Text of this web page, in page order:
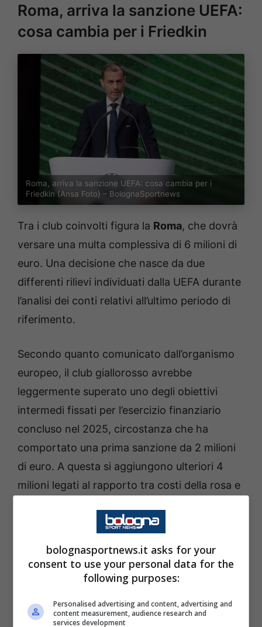
Roma, arriva la sanzione UEFA:
cosa cambia per i Friedkin
Roma, arriva la sanzione UEFA: cosa cambia per i
Friedkin (Ansa Foto) – BolognaSportnews
Tra i club coinvolti figura la Roma, che dovrà
versare una multa complessiva di 6 milioni di
euro. Una decisione che nasce da due
differenti rilievi individuati dalla UEFA durante
l’analisi dei conti relativi all’ultimo periodo di
riferimento.
Secondo quanto comunicato dall’organismo
europeo, il club giallorosso avrebbe
leggermente superato uno degli obiettivi
intermedi fissati per l’esercizio finanziario
concluso nel 2025, circostanza che ha
comportato una prima sanzione da 2 milioni
di euro. A questa si aggiungono ulteriori 4
milioni legati al rapporto tra costi della rosa e
prevista dai regolamenti.
Per la proprietà guidata da Ryan e Dan
non si tratta di una situazione
segnale importante. Negli ultimi anni la Roma
bolognasportnews.it asks for your
consent to use your personal data for the
following purposes:
Personalised advertising and content, advertising and
content measurement, audience research and
services development